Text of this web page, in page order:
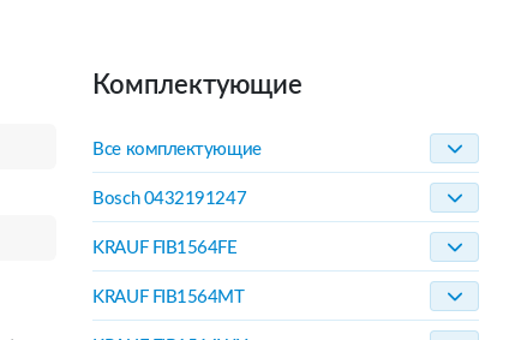
Комплектующие
Все комплектующие
Bosch 0432191247
KRAUF FIB1564FE
KRAUF FIB1564MT